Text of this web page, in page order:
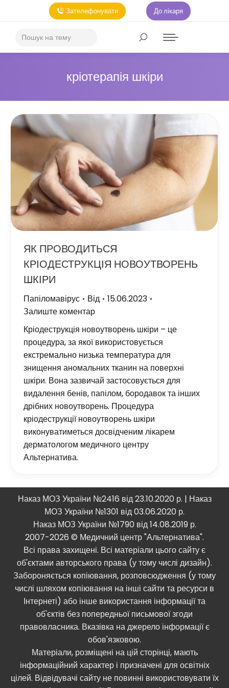
Зателефонувати До лікаря
кріотерапія шкіри
ЯК ПРОВОДИТЬСЯ
КРІОДЕСТРУКЦІЯ НОВОУТВОРЕНЬ
ШКІРИ
Папіломавірус Від
15.06.2023
Залиште коментар
Кріодеструкція новоутворень шкіри – це
процедура, за якої використовується
екстремально низька температура для
знищення аномальних тканин на поверхні
шкіри. Вона зазвичай застосовується для
видалення бенів, папілом, бородавок та інших
дрібних новоутворень. Процедура
кріодеструкції новоутворень шкіри
виконуватиметься досвідченим лікарем
дерматологом медичного центру
Альтернатива.
Наказ МОЗ України №2416 від 23.10.2020 р. | Наказ
МОЗ України №1301 від 03.06.2020 р.
Наказ МОЗ України №1790 від 14.08.2019 р.
2007-2026 © Медичний центр "Альтернатива".
Всі права захищені. Всі матеріали цього сайту є
об'єктами авторського права (у тому числі дизайн).
Забороняється копіювання, розповсюдження (у тому
числі шляхом копіювання на інші сайти та ресурси в
Інтернеті) або інше використання інформації та
об'єктів без попередньої письмової згоди
правовласника. Вказівка ​​на джерело інформації є
обов'язковою.
Матеріали, розміщені на цій сторінці, мають
інформаційний характер і призначені для освітніх
цілей. Відвідувачі сайту не повинні використовувати їх